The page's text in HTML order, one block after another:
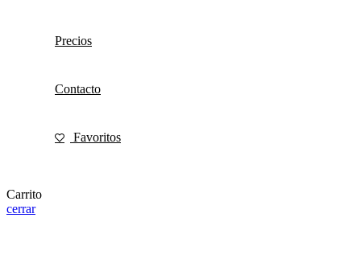
Precios
Contacto
Favoritos
Carrito
cerrar